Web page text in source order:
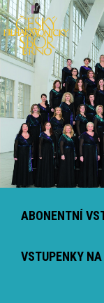
ABONENTNÍ
VSTUPENKY